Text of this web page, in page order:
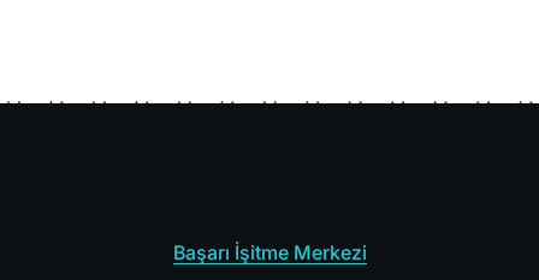
Başarı İşitme Merkezi